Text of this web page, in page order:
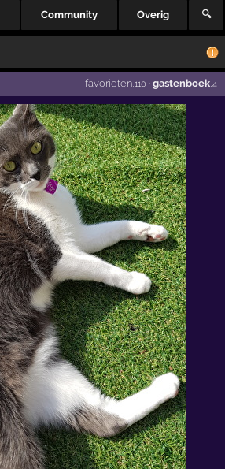
Community Overig 🔍
favorieten,110 · gastenboek,4